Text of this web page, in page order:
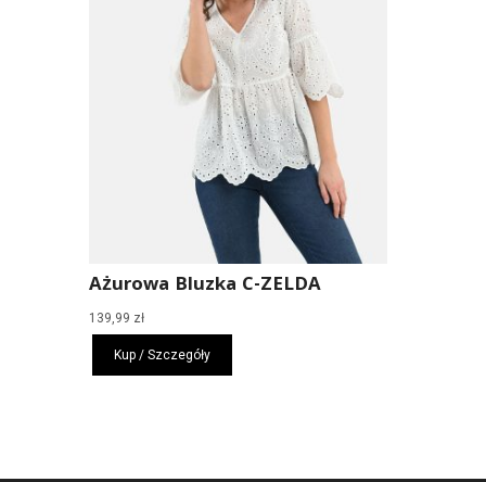
Ażurowa Bluzka C-ZELDA
139,99 zł
Kup / Szczegóły